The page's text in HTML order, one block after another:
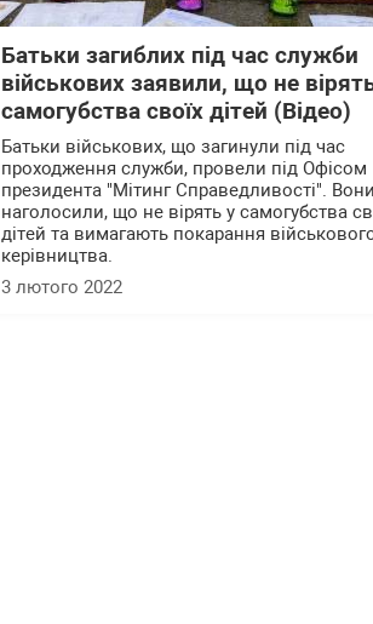
Батьки загиблих під час служби
військових заявили, що не
самогубства своїх дітей (Відео)
Батьки військових, що загинули під час
проходження служби, провели під Офісом
президента "Мітинг Справедливості". Вони
наголосили, що не вірять у самогубства
дітей та вимагають покарання
керівництва.
3 лютого 2022